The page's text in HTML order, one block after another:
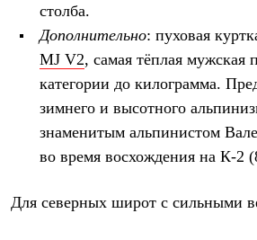
столба.
Дополнительно: пуховая
MJ V2, самая тёплая мужская
категории до килограмма.
зимнего и высотного
знаменитым альпинистом
во время восхождения на К-2
Для северных широт с сильными